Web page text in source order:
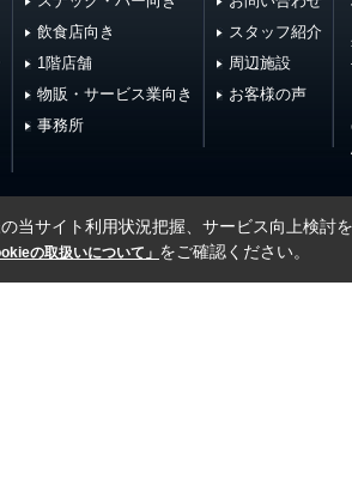
飲食店向き
1階店舗
物販・サービス業向き
事務所
スタッフ紹介
周辺施設
お客様の声
当サイト利用状況把握、サービス向上検討
の取扱いについて」 をご確認ください。